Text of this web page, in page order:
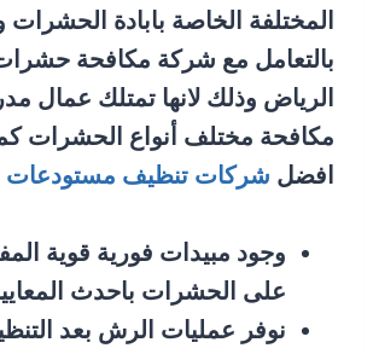
المختلفة الخاصة بابادة
بالتعامل مع شركة مكافحة
الرياض وذلك لانها تمتلك عمال
مكافحة مختلف أنواع الحشرات
افضل شركات تنظيف مستودعات
وجود مبيدات فورية قوية
على الحشرات باحدث
نوفر عمليات الرش بعد